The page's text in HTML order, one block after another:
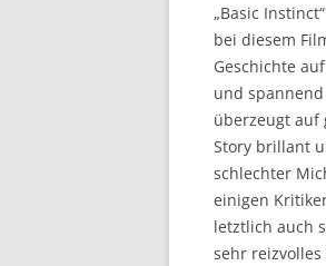
„Basic
bei diesem
Geschichte
und
überzeugt auf
Story brillant
schlechter
einigen
letztlich auch
sehr